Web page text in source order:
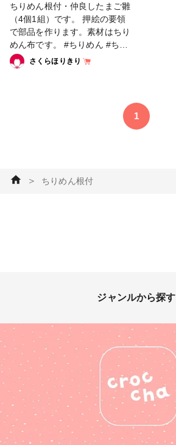
ちりめん根付・仲良したまご雛
（4個1組）です。 押絵の要領
で部品を作ります。素材はちり
めん布です。 #ちりめん #ちり
めん根付 #キーホルダー #きめ
こみパッチワーク #ひな祭り #
さくらほりきり
1
＞ ちりめん根付
ジャンルから探す